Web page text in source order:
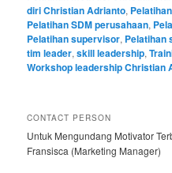
diri Christian Adrianto,
Pelatihan SDM perusahaan,
Pelatihan supervisor, Pelatihan
tim leader,skill leadership,
Workshop leadership Christian
CONTACT PERSON
Untuk Mengundang Motivator
Fransisca (Marketing Manager)